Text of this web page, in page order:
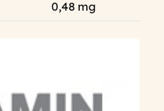
0,48 mg